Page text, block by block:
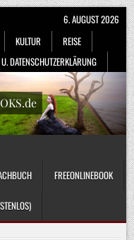
KULTUR
REISE
DATENSCHUTZERKLÄRUNG
6. AUGUST 2026
FREEONLINEBOOK